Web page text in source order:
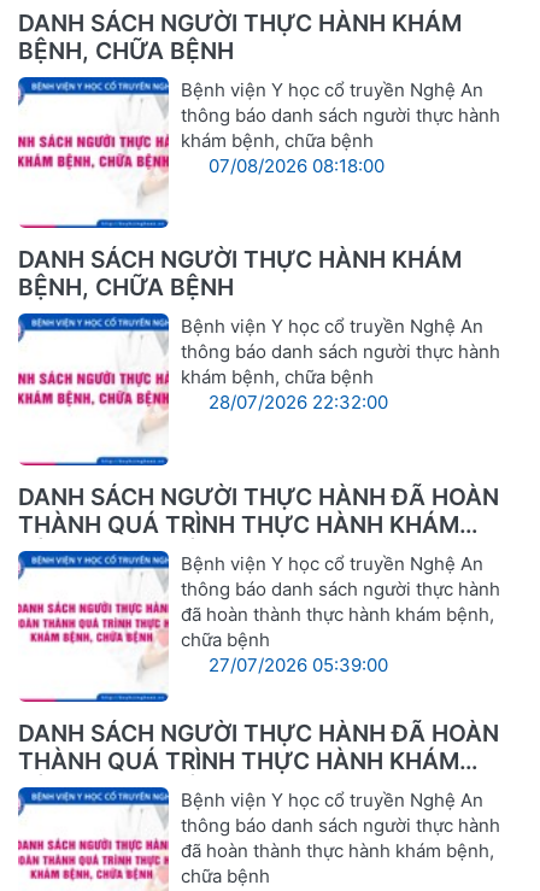
DANH SÁCH NGƯỜI THỰC HÀNH KHÁM
BỆNH, CHỮA BỆNH
Bệnh viện Y học cổ truyền Nghệ An
thông báo danh sách người thực hành
khám bệnh, chữa bệnh
07/08/2026 08:18:00
DANH SÁCH NGƯỜI THỰC HÀNH KHÁM
BỆNH, CHỮA BỆNH
Bệnh viện Y học cổ truyền Nghệ An
thông báo danh sách người thực hành
khám bệnh, chữa bệnh
28/07/2026 22:32:00
DANH SÁCH NGƯỜI THỰC HÀNH ĐÃ HOÀN
THÀNH QUÁ TRÌNH THỰC HÀNH KHÁM
BỆNH, CHỮA BỆNHBệnh viện Y học cổ truyền Nghệ An
thông báo danh sách người thực hành
đã hoàn thành thực hành khám bệnh,
chữa bệnh
27/07/2026 05:39:00
DANH SÁCH NGƯỜI THỰC HÀNH ĐÃ HOÀN
THÀNH QUÁ TRÌNH THỰC HÀNH KHÁM
BỆNH, CHỮA BỆNHBệnh viện Y học cổ truyền Nghệ An
thông báo danh sách người thực hành
đã hoàn thành thực hành khám bệnh,
chữa bệnh